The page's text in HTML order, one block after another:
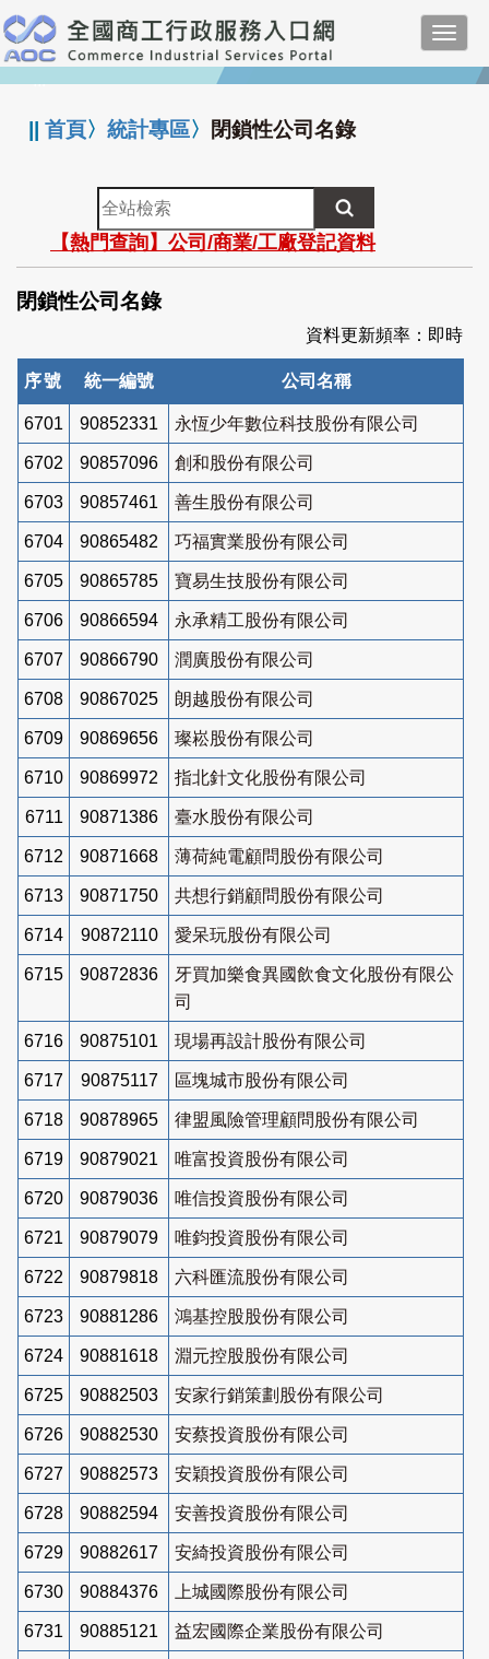
跳
到
主
要
:::
||首頁〉統計專區〉 閉鎖性公司名錄
全
站
檢
索
【熱門查詢】公司/商業/工廠登記資料
閉鎖性公司名錄
資料更新頻率：即時
序號 統一編號 公司名稱
6701 90852331 永恆少年數位科技股份有限公司
6702 90857096 創和股份有限公司
6703 90857461 善生股份有限公司
6704 90865482 巧福實業股份有限公司
6705 90865785 寶易生技股份有限公司
6706 90866594 永承精工股份有限公司
6707 90866790 潤廣股份有限公司
6708 90867025 朗越股份有限公司
6709 90869656 璨崧股份有限公司
6710 90869972 指北針文化股份有限公司
6711 90871386 臺水股份有限公司
6712 90871668 薄荷純電顧問股份有限公司
6713 90871750 共想行銷顧問股份有限公司
6714 90872110 愛呆玩股份有限公司
6715 90872836
牙買加樂食異國飲食文化股份有限公
司
6716 90875101 現場再設計股份有限公司
6717 90875117 區塊城市股份有限公司
6718 90878965 律盟風險管理顧問股份有限公司
6719 90879021 唯富投資股份有限公司
6720 90879036 唯信投資股份有限公司
6721 90879079 唯鈞投資股份有限公司
6722 90879818 六科匯流股份有限公司
6723 90881286 鴻基控股股份有限公司
6724 90881618 淵元控股股份有限公司
6725 90882503 安家行銷策劃股份有限公司
6726 90882530 安蔡投資股份有限公司
6727 90882573 安穎投資股份有限公司
6728 90882594 安善投資股份有限公司
6729 90882617 安綺投資股份有限公司
6730 90884376 上城國際股份有限公司
6731 90885121 益宏國際企業股份有限公司